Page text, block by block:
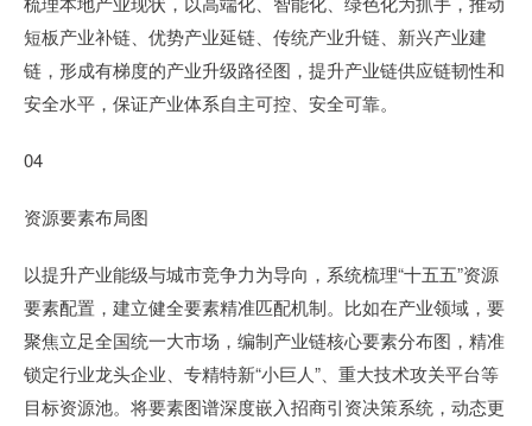
短板产业补链、优势产业延链、传统产业升链、新兴产业建
链，形成有梯度的产业升级路径图，提升产业链供应链韧性和
安全水平，保证产业体系自主可控、安全可靠。
04
资源要素布局图
以提升产业能级与城市竞争力为导向，系统梳理“十五五”资源
要素配置，建立健全要素精准匹配机制。比如在产业领域，要
聚焦立足全国统一大市场，编制产业链核心要素分布图，精准
锁定行业龙头企业、专精特新“小巨人”、重大技术攻关平台等
目标资源池。将要素图谱深度嵌入招商引资决策系统，动态更